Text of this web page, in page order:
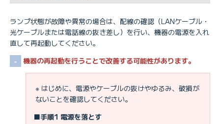
ランプ状態が故障や異常の場合は、配線の確認（LANケーブル・
光ケーブルまたは電話線の抜き差し）を行い、機器の電源を入れ
直して再起動してください。
機器の再起動を行うことで改善する可能性があります。
※ はじめに、電源やケーブルの抜けやゆるみ、破損が
ないことを確認してください。
■手順1 電源を落とす